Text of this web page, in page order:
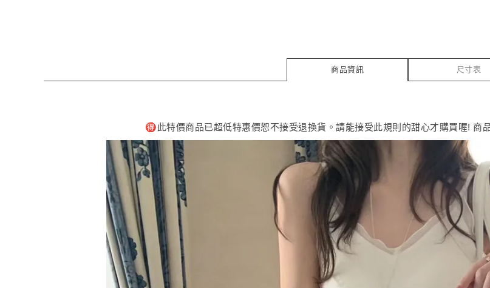
商品資訊 尺寸表
🉐️此特價商品已超低特惠價恕不接受退換貨。請能接受此規則的甜心才購買喔! 商